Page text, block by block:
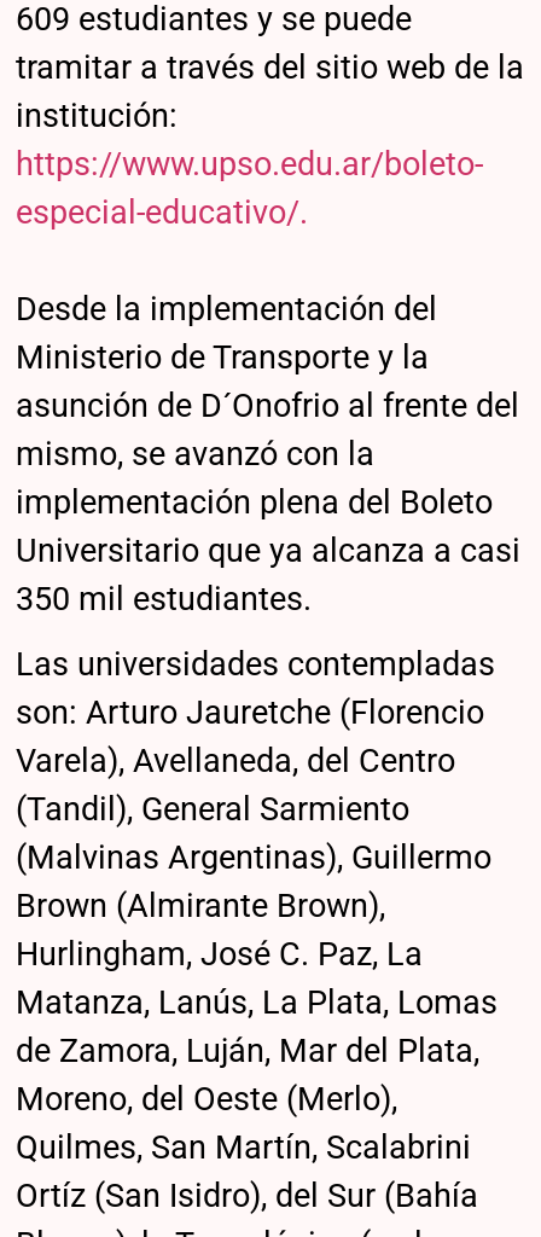
609 estudiantes y se puede
tramitar a través del sitio web de la
institución:
https://www.upso.edu.ar/boleto-
especial-educativo/.
Desde la implementación del
Ministerio de Transporte y la
asunción de D´Onofrio al frente del
mismo, se avanzó con la
implementación plena del Boleto
Universitario que ya alcanza a casi
350 mil estudiantes.
Las universidades contempladas
son: Arturo Jauretche (Florencio
Varela), Avellaneda, del Centro
(Tandil), General Sarmiento
(Malvinas Argentinas), Guillermo
Brown (Almirante Brown),
Hurlingham, José C. Paz, La
Matanza, Lanús, La Plata, Lomas
de Zamora, Luján, Mar del Plata,
Moreno, del Oeste (Merlo),
Quilmes, San Martín, Scalabrini
Ortíz (San Isidro), del Sur (Bahía